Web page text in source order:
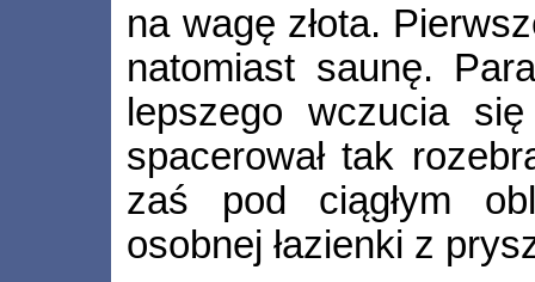
na wagę złota.
natomiast saunę.
lepszego wczucia
spacerował tak
zaś pod ciągłym
osobnej łazienki z